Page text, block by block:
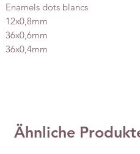
Enamels dots blancs
12x0,8mm
36x0,6mm
36x0,4mm
Ähnliche